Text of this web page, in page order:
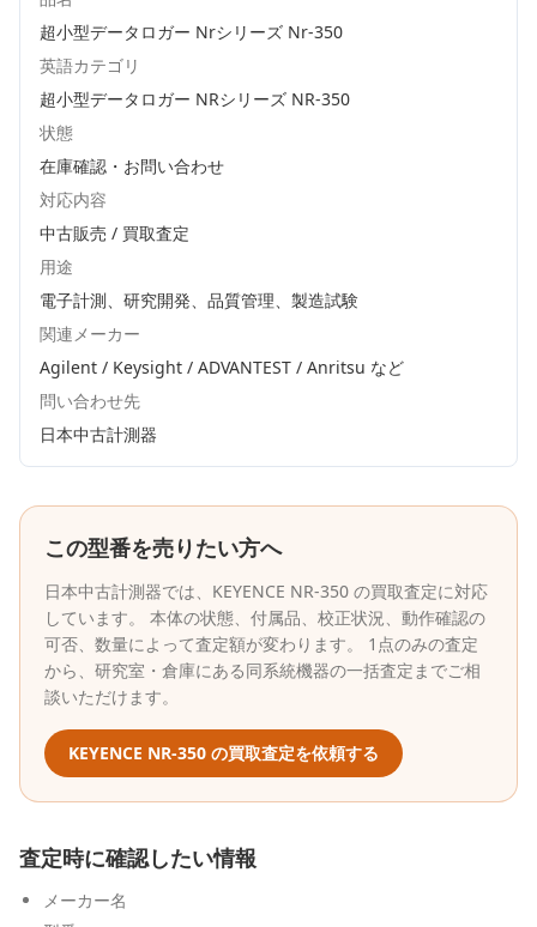
超小型データロガー Nrシリーズ Nr-350
英語カテゴリ
超小型データロガー NRシリーズ NR-350
状態
在庫確認・お問い合わせ
対応内容
中古販売 / 買取査定
用途
電子計測、研究開発、品質管理、製造試験
関連メーカー
Agilent / Keysight / ADVANTEST / Anritsu など
問い合わせ先
日本中古計測器
この型番を売りたい方へ
日本中古計測器では、 KEYENCE NR-350 の買取査定に対応
しています。 本体の状態、付属品、校正状況、動作確認の
可否、数量によって査定額が変わります。 1点のみの査定
から、研究室・倉庫にある同系統機器の一括査定までご相
談いただけます。
KEYENCE NR-350 の買取査定を依頼する
査定時に確認したい情報
メーカー名